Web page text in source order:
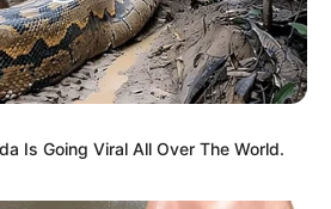
der Fränkischen Schweiz
den traditionellen Weinanbau und
Mains hat die im Norden von
Is Going Viral All Over The World.